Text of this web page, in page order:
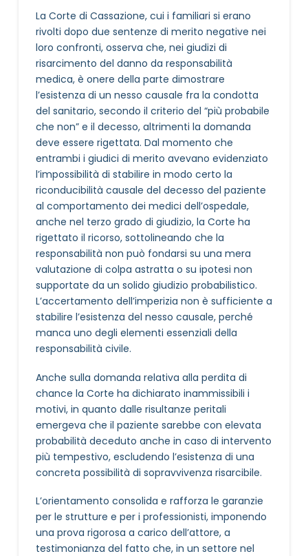
La Corte di Cassazione, cui i familiari si erano
rivolti dopo due sentenze di merito negative nei
loro confronti, osserva che, nei giudizi di
risarcimento del danno da responsabilità
medica, è onere della parte dimostrare
l’esistenza di un nesso causale fra la condotta
del sanitario, secondo il criterio del “più probabile
che non” e il decesso, altrimenti la domanda
deve essere rigettata. Dal momento che
entrambi i giudici di merito avevano evidenziato
l’impossibilità di stabilire in modo certo la
riconducibilità causale del decesso del paziente
al comportamento dei medici dell’ospedale,
anche nel terzo grado di giudizio, la Corte ha
rigettato il ricorso, sottolineando che la
responsabilità non può fondarsi su una mera
valutazione di colpa astratta o su ipotesi non
supportate da un solido giudizio probabilistico.
L’accertamento dell’imperizia non è sufficiente a
stabilire l’esistenza del nesso causale, perché
manca uno degli elementi essenziali della
responsabilità civile.
Anche sulla domanda relativa alla perdita di
chance la Corte ha dichiarato inammissibili i
motivi, in quanto dalle risultanze peritali
emergeva che il paziente sarebbe con elevata
probabilità deceduto anche in caso di intervento
più tempestivo, escludendo l’esistenza di una
concreta possibilità di sopravvivenza risarcibile.
L’orientamento consolida e rafforza le garanzie
per le strutture e per i professionisti, imponendo
una prova rigorosa a carico dell’attore, a
testimonianza del fatto che, in un settore nel